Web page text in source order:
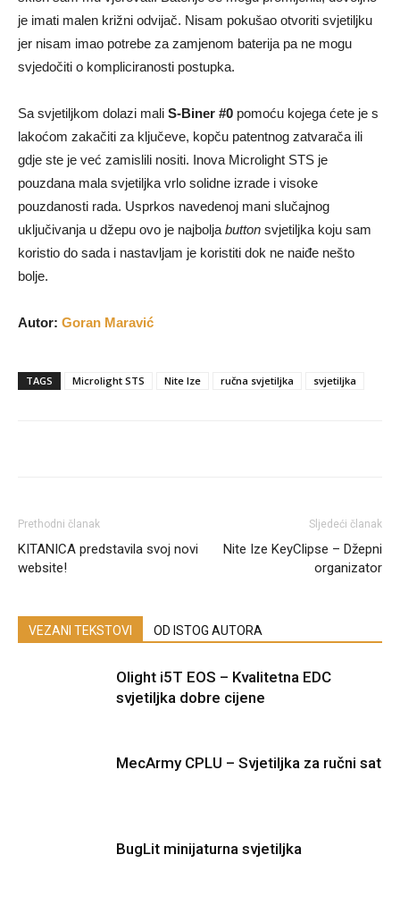
je imati malen križni odvijač. Nisam pokušao otvoriti svjetiljku
jer nisam imao potrebe za zamjenom baterija pa ne mogu
svjedočiti o kompliciranosti postupka.
Sa svjetiljkom dolazi mali S-Biner #0 pomoću kojega ćete je s
lakoćom zakačiti za ključeve, kopču patentnog zatvarača ili
gdje ste je već zamislili nositi. Inova Microlight STS je
pouzdana mala svjetiljka vrlo solidne izrade i visoke
pouzdanosti rada. Usprkos navedenoj mani slučajnog
uključivanja u džepu ovo je najbolja button svjetiljka koju sam
koristio do sada i nastavljam je koristiti dok ne naiđe nešto
bolje.
Autor: Goran Maravić
TAGS Microlight STS Nite Ize ručna svjetiljka svjetiljka
Prethodni članak
KITANICA predstavila svoj novi
website!
Sljedeći članak
Nite Ize KeyClipse – Džepni
organizator
VEZANI TEKSTOVI OD ISTOG AUTORA
Olight i5T EOS – Kvalitetna EDC
svjetiljka dobre cijene
MecArmy CPLU – Svjetiljka za ručni sat
BugLit minijaturna svjetiljka